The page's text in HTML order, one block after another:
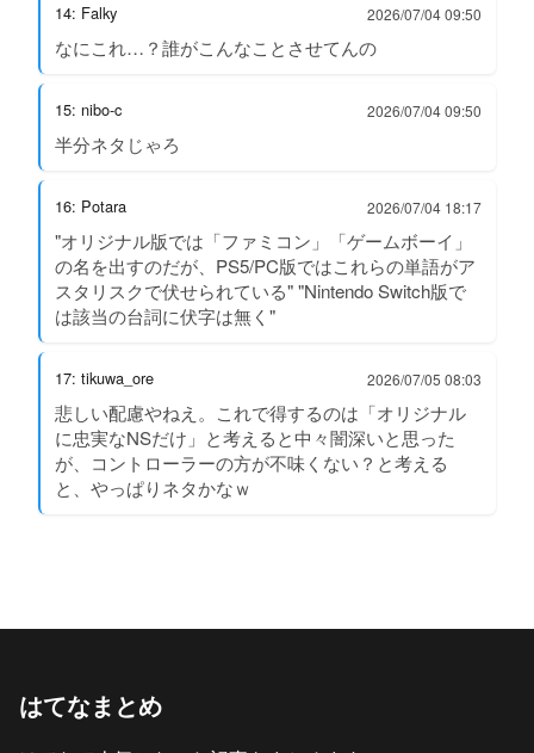
14: Falky 2026/07/04 09:50
なにこれ…？誰がこんなことさせてんの
15: nibo-c 2026/07/04 09:50
半分ネタじゃろ
16: Potara 2026/07/04 18:17
"オリジナル版では「ファミコン」「ゲームボーイ」
の名を出すのだが、PS5/PC版ではこれらの単語がア
スタリスクで伏せられている" "Nintendo Switch版で
は該当の台詞に伏字は無く"
17: tikuwa_ore 2026/07/05 08:03
悲しい配慮やねえ。これで得するのは「オリジナル
に忠実なNSだけ」と考えると中々闇深いと思った
が、コントローラーの方が不味くない？と考える
と、やっぱりネタかなｗ
はてなまとめ